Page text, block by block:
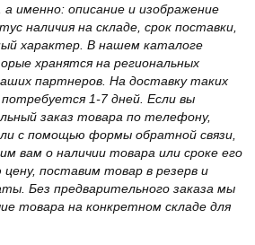
именно: описание и изображение
наличия на складе, срок поставки,
характер. В нашем каталоге
хранятся на региональных
партнеров. На доставку таких
1-7 дней. Если вы
заказ товара по телефону,
с помощью формы обратной связи,
вам о наличии товара или сроке его
поставим товар в резерв и
Без предварительного заказа мы
товара на конкретном складе для